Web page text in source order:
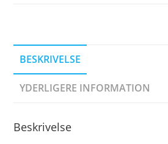
BESKRIVELSE
YDERLIGERE INFORMATION
Beskrivelse